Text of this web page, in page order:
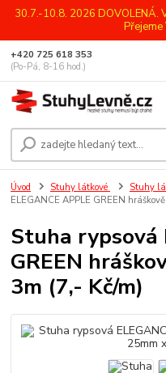
30.7.-10.8. 2026 DOVOLENÁ.
Přejeme
+420 725 618 353
(Po-Pá, 8-16 hod.)
Úvod Stuhy látkové Stuhy
ELEGANCE APPLE GREEN
Stuha rypsová
GREEN
3m (7,- Kč/m)